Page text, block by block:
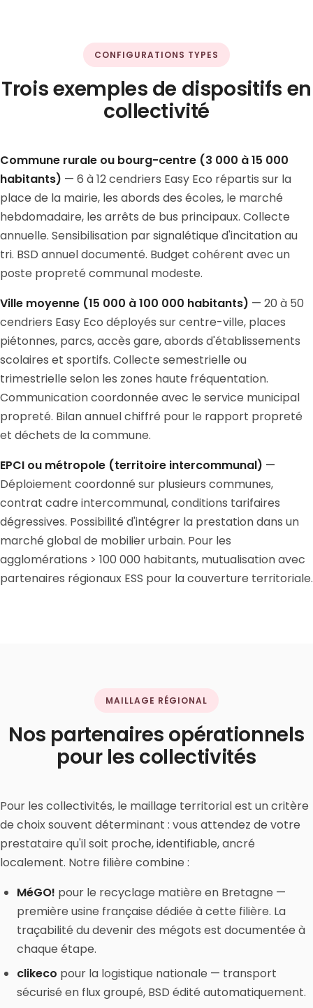
CONFIGURATIONS TYPES
Trois exemples de dispositifs en
collectivité
Commune rurale ou bourg-centre (3 000 à 15 000
habitants) — 6 à 12 cendriers Easy Eco répartis sur la
place de la mairie, les abords des écoles, le marché
hebdomadaire, les arrêts de bus principaux. Collecte
annuelle. Sensibilisation par signalétique d'incitation au
tri. BSD annuel documenté. Budget cohérent avec un
poste propreté communal modeste.
Ville moyenne (15 000 à 100 000 habitants) — 20 à 50
cendriers Easy Eco déployés sur centre-ville, places
piétonnes, parcs, accès gare, abords d'établissements
scolaires et sportifs. Collecte semestrielle ou
trimestrielle selon les zones haute fréquentation.
Communication coordonnée avec le service municipal
propreté. Bilan annuel chiffré pour le rapport propreté
et déchets de la commune.
EPCI ou métropole (territoire intercommunal) —
Déploiement coordonné sur plusieurs communes,
contrat cadre intercommunal, conditions tarifaires
dégressives. Possibilité d'intégrer la prestation dans un
marché global de mobilier urbain. Pour les
agglomérations > 100 000 habitants, mutualisation avec
partenaires régionaux ESS pour la couverture territoriale.
MAILLAGE RÉGIONAL
Nos partenaires opérationnels
pour les collectivités
Pour les collectivités, le maillage territorial est un critère
de choix souvent déterminant : vous attendez de votre
prestataire qu'il soit proche, identifiable, ancré
localement. Notre filière combine :
MéGO! pour le recyclage matière en Bretagne —
première usine française dédiée à cette filière. La
traçabilité du devenir des mégots est documentée à
chaque étape.
clikeco pour la logistique nationale — transport
sécurisé en flux groupé, BSD édité automatiquement.